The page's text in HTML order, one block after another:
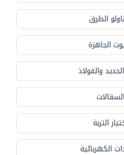
الطرق
الجاهزة
والفولاذ
السقالات
التربة
الكهربائية